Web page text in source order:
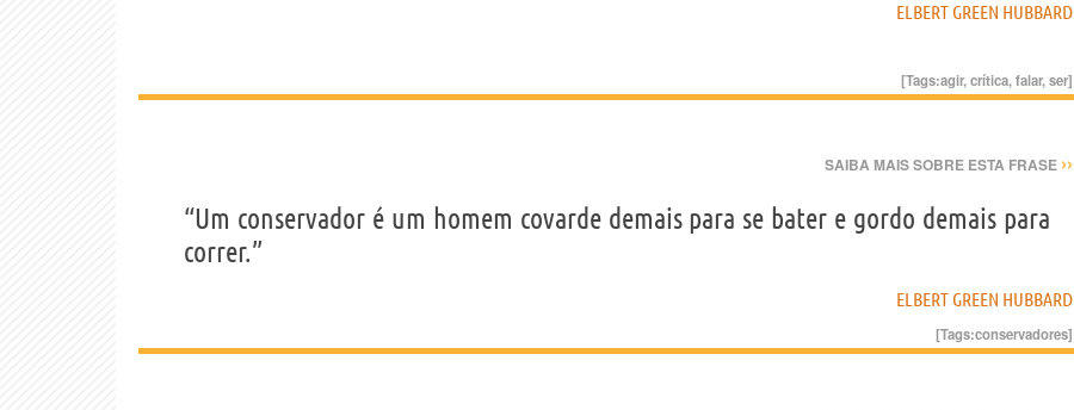
ELBERT GREEN HUBBARD
[Tags:agir,crítica,falar,ser]
SAIBA MAIS SOBRE ESTA FRASE ››
“Um conservador é um homem covarde demais para se bater e gordo demais para
correr.”
ELBERT GREEN HUBBARD
[Tags:conservadores]